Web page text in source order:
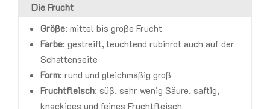
Die Frucht
Größe: mittel bis große Frucht
Farbe: gestreift, leuchtend rubinrot auch auf der
Schattenseite
Form: rund und gleichmäßig groß
Fruchtfleisch: süβ, sehr wenig Säure, saftig,
knackiges und feines Fruchtfleisch